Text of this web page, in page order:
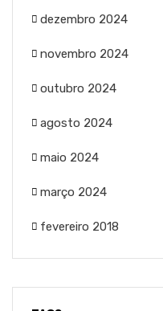
dezembro 2024
novembro 2024
outubro 2024
agosto 2024
maio 2024
março 2024
fevereiro 2018